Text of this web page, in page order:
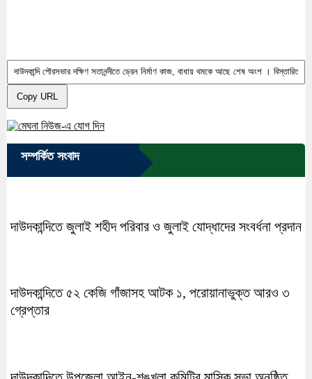
Copy URL
সম্পর্কিত সংবাদ
দাউদকান্দিতে জুলাই শহীদ পরিবার ও জুলাই যোদ্ধাদের সংবর্ধনা প্রদান
দাউদকান্দিতে ৫২ কেজি গাঁজাসহ আটক ১, পরোয়ানাভুক্ত আরও ৩
গ্রেপ্তার